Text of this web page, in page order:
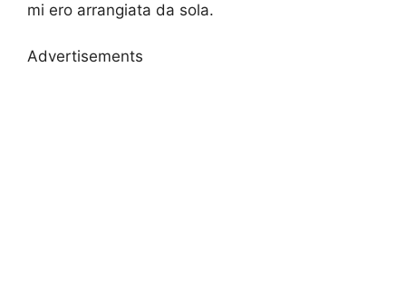
mi ero arrangiata da sola.
Advertisements